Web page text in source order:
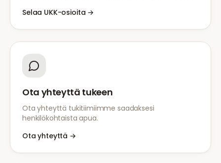
Selaa UKK-osioita →
Ota yhteyttä tukeen
Ota yhteyttä tukitiimiimme saadaksesi
henkilökohtaista apua.
Ota yhteyttä →